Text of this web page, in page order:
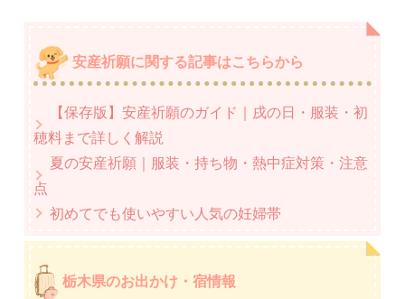
安産祈願に関する記事はこちらから
【保存版】安産祈願のガイド｜戌の日・服装・初
穂料まで詳しく解説
夏の安産祈願｜服装・持ち物・熱中症対策・注意
点
初めてでも使いやすい人気の妊婦帯
栃木県のお出かけ・宿情報